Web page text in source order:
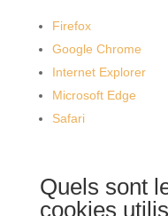
Firefox
Google Chrome
Internet Explorer
Microsoft Edge
Safari
Quels sont
cookies